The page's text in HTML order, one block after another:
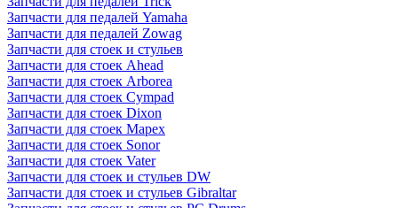
Запчасти для педалей Yamaha
Запчасти для педалей Zowag
Запчасти для стоек и стульев
Запчасти для стоек Ahead
Запчасти для стоек Arborea
Запчасти для стоек Cympad
Запчасти для стоек Dixon
Запчасти для стоек Mapex
Запчасти для стоек Sonor
Запчасти для стоек Vater
Запчасти для стоек и стульев DW
Запчасти для стоек и стульев Gibraltar